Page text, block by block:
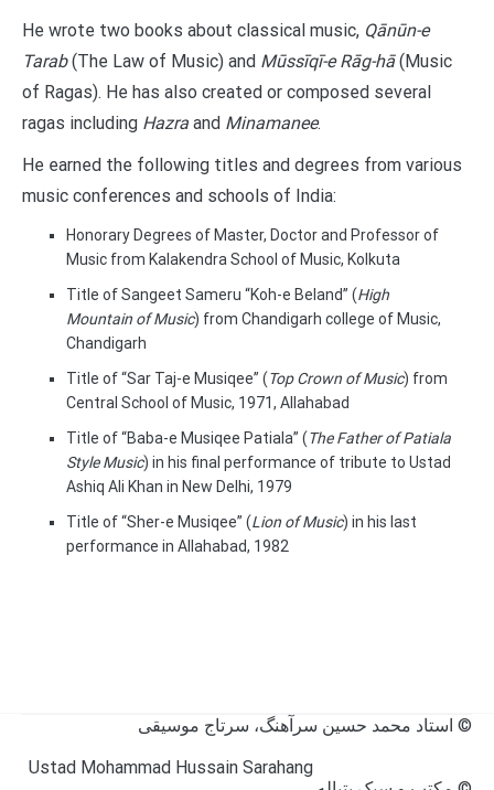
He wrote two books about classical music, Qānūn-e
Tarab(The Law of Music) and Mūssīqī-e Rāg-hā(Music
of Ragas). He has also created or composed several
ragas including Hazra and Minamanee.
He earned the following titles and degrees from various
music conferences and schools of India:
Honorary Degrees of Master, Doctor and Professor of
Music from Kalakendra School of Music, Kolkuta
Title of Sangeet Sameru “Koh-e Beland” (High
Mountain of Music) from Chandigarh college of Music,
Chandigarh
Title of “Sar Taj-e Musiqee” (Top Crown of Music) from
Central School of Music, 1971, Allahabad
Title of “Baba-e Musiqee Patiala” (The Father of Patiala
Style Music) in his final performance of tribute to Ustad
Ashiq Ali Khan in New Delhi, 1979
Title of “Sher-e Musiqee” (Lion of Music) in his last
performance in Allahabad, 1982
© استاد محمد حسین سرآهنگ، سرتاج موسیقی
Ustad Mohammad Hussain Sarahang